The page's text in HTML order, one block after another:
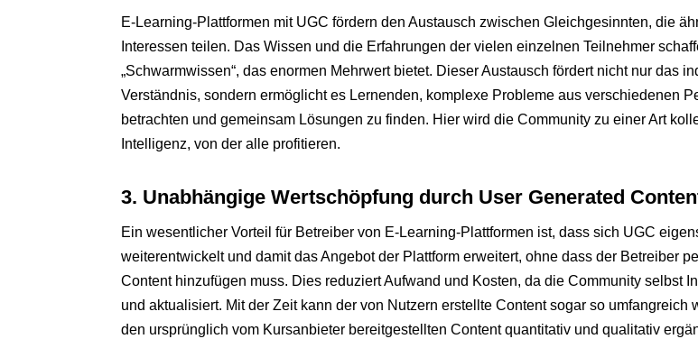
E-Learning-Plattformen mit UGC fördern den Austausch zwischen Gleichgesinnten, die
Interessen teilen. Das Wissen und die Erfahrungen der vielen einzelnen Teilnehmer
„Schwarmwissen“, das enormen Mehrwert bietet. Dieser Austausch fördert nicht nur das
Verständnis, sondern ermöglicht es Lernenden, komplexe Probleme aus verschiedenen
betrachten und gemeinsam Lösungen zu finden. Hier wird die Community zu einer Art
Intelligenz, von der alle profitieren.
3. Unabhängige Wertschöpfung durch User Generated
Ein wesentlicher Vorteil für Betreiber von E-Learning-Plattformen ist, dass sich UGC
weiterentwickelt und damit das Angebot der Plattform erweitert, ohne dass der Betreiber
Content hinzufügen muss. Dies reduziert Aufwand und Kosten, da die Community selbst
und aktualisiert. Mit der Zeit kann der von Nutzern erstellte Content sogar so umfangreich
den ursprünglich vom Kursanbieter bereitgestellten Content quantitativ und qualitativ